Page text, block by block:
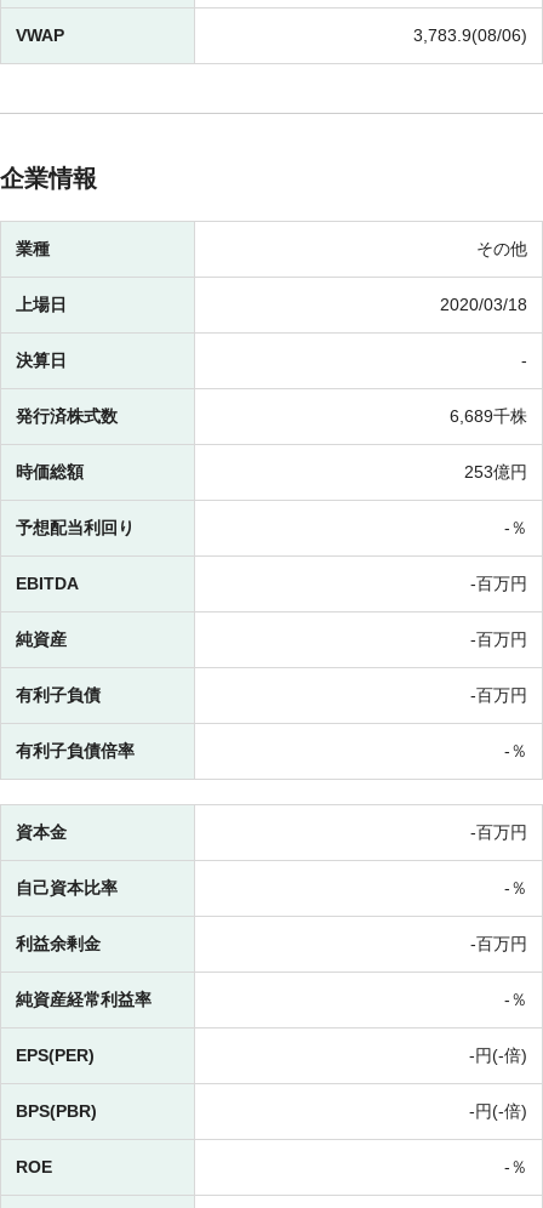
VWAP 3,783.9(08/06)
企業情報
業種 その他
上場日 2020/03/18
決算日 -
発行済株式数 6,689千株
時価総額 253億円
予想配当利回り -％
EBITDA -百万円
純資産 -百万円
有利子負債 -百万円
有利子負債倍率 -％
資本金 -百万円
自己資本比率 -％
利益余剰金 -百万円
純資産経常利益率 -％
EPS(PER) -円(-倍)
BPS(PBR) -円(-倍)
ROE -％